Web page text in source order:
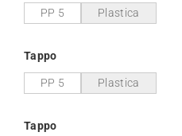
PP 5 Plastica
Tappo
PP 5 Plastica
Tappo